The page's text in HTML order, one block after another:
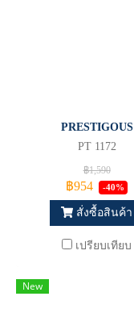
PRESTIGOUS
PT 1172
฿1,590
฿954 -40%
สั่งซื้อสินค้า
เปรียบเทียบ
New